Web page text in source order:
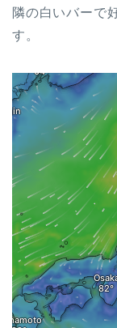
隣の白いバーで
す。